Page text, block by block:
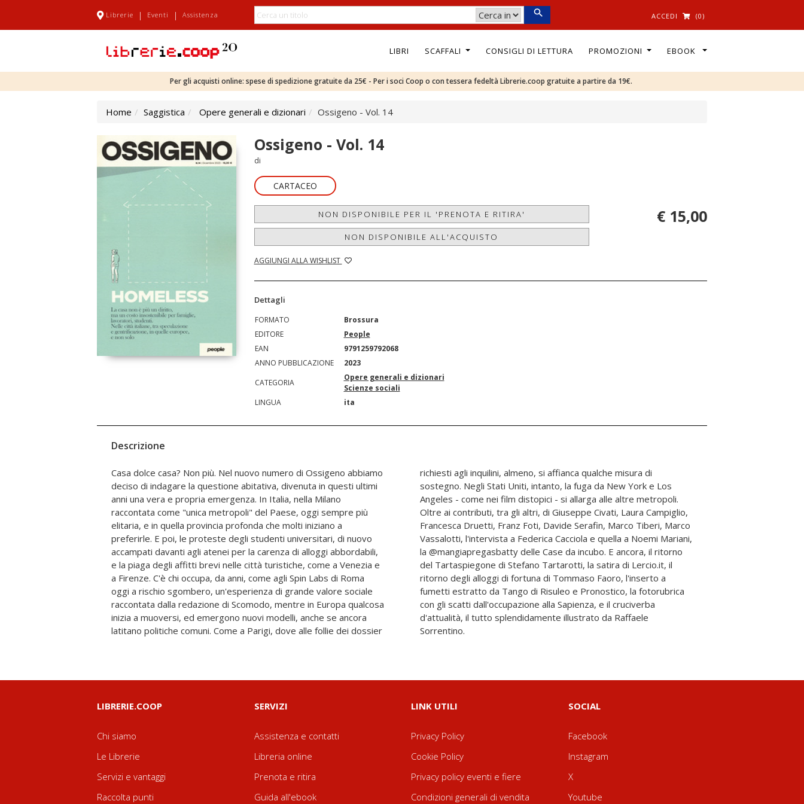
Librerie | Eventi | Assistenza ACCEDI (0)
LIBRI SCAFFALI CONSIGLI DI LETTURA PROMOZIONI EBOOK
Per gli acquisti online: spese di spedizione gratuite da 25€ - Per i soci Coop o con tessera fedeltà Librerie.coop gratuite a partire da 19€.
Home Saggistica Opere generali e dizionari Ossigeno - Vol. 14
Ossigeno - Vol. 14
di
CARTACEO
NON DISPONIBILE PER IL 'PRENOTA E RITIRA'
NON DISPONIBILE ALL'ACQUISTO
AGGIUNGI ALLA WISHLIST
€ 15,00
Dettagli
FORMATO
Brossura
EDITORE
People
EAN
9791259792068
ANNO PUBBLICAZIONE
2023
CATEGORIA
Opere generali e dizionari
Scienze sociali
LINGUA
ita
Descrizione
Casa dolce casa? Non più. Nel nuovo numero di Ossigeno abbiamo
deciso di indagare la questione abitativa, divenuta in questi ultimi
anni una vera e propria emergenza. In Italia, nella Milano
raccontata come "unica metropoli" del Paese, oggi sempre più
elitaria, e in quella provincia profonda che molti iniziano a
preferirle. E poi, le proteste degli studenti universitari, di nuovo
accampati davanti agli atenei per la carenza di alloggi abbordabili,
e la piaga degli affitti brevi nelle città turistiche, come a Venezia e
a Firenze. C'è chi occupa, da anni, come agli Spin Labs di Roma
oggi a rischio sgombero, un'esperienza di grande valore sociale
raccontata dalla redazione di Scomodo, mentre in Europa qualcosa
inizia a muoversi, ed emergono nuovi modelli, anche se ancora
latitano politiche comuni. Come a Parigi, dove alle follie dei dossier
richiesti agli inquilini, almeno, si affianca qualche misura di
sostegno. Negli Stati Uniti, intanto, la fuga da New York e Los
Angeles - come nei film distopici - si allarga alle altre metropoli.
Oltre ai contributi, tra gli altri, di Giuseppe Civati, Laura Campiglio,
Francesca Druetti, Franz Foti, Davide Serafin, Marco Tiberi, Marco
Vassalotti, l'intervista a Federica Cacciola e quella a Noemi Mariani,
la @mangiapregasbatty delle Case da incubo. E ancora, il ritorno
del Tartaspiegone di Stefano Tartarotti, la satira di Lercio.it, il
ritorno degli alloggi di fortuna di Tommaso Faoro, l'inserto a
fumetti estratto da Tango di Risuleo e Pronostico, la fotorubrica
con gli scatti dall'occupazione alla Sapienza, e il cruciverba
d'attualità, il tutto splendidamente illustrato da Raffaele
Sorrentino.
LIBRERIE.COOP
Chi siamo
Le Librerie
Servizi e vantaggi
Raccolta punti
SERVIZI
Assistenza e contatti
Libreria online
Prenota e ritira
Guida all'ebook
LINK UTILI
Privacy Policy
Cookie Policy
Privacy policy eventi e fiere
Condizioni generali di vendita
SOCIAL
Facebook
Instagram
X
Youtube